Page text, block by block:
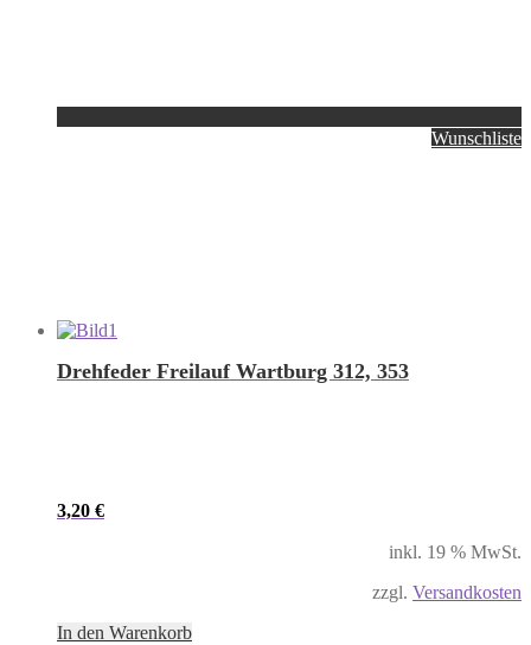
Wunschliste
Drehfeder Freilauf Wartburg 312, 353
3,20 €
inkl. 19 % MwSt.
zzgl. Versandkosten
In den Warenkorb